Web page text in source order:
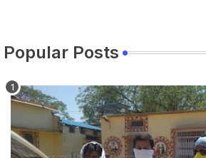
Popular Posts